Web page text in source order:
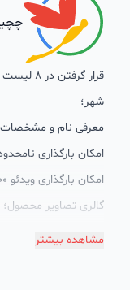
قرار
شهر؛
معرفی نام و مشخصات
امکان بارگذاری
امکان بارگذاری ویدئو 100 ثانیه‌ای برای هر آگهی روی سرور چچیلاس؛
گالری تصاویر محصول؛
امکان دسته‌بندی
مشاهده بیشتر